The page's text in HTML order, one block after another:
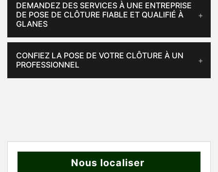
DEMANDEZ DES SERVICES À UNE ENTREPRISE
DE POSE DE CLÔTURE FIABLE ET QUALIFIÉ À
GLANES
CONFIEZ LA POSE DE VOTRE CLÔTURE À UN
PROFESSIONNEL
Nous localiser